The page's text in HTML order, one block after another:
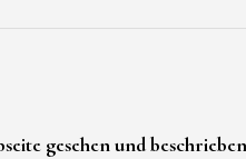
gesehen und beschrieben